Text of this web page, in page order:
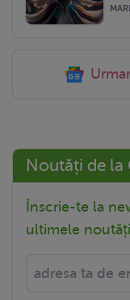
Noutăți de la
Înscrie-te la
ultimele